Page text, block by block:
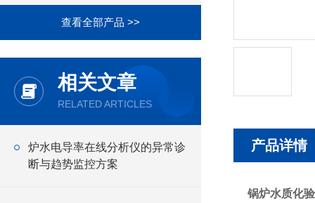
查看全部产品 >>
相关文章
RELATED ARTICLES
炉水电导率在线分析仪的异常诊
断与趋势监控方案
产品详情
锅炉水质化